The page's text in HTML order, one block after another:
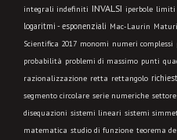
integrali indefiniti INVALSI iperbole limiti
logaritmi - esponenziali Mac-Laurin
Scientifica 2017 monomi numeri complessi
probabilità problemi di massimo punti
razionalizzazione retta rettangolo
segmento circolare serie numeriche
disequazioni sistemi lineari sistemi
matematica studio di funzione teorema